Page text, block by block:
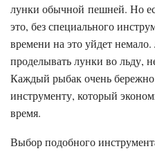
лунки обычной пешней. Но
это, без специального
времени на это уйдет
проделывать лунки во льду,
Каждый рыбак очень бережно
инструменту, который
время.
Выбор подобного